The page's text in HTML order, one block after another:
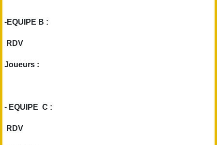
-EQUIPE B :
RDV
Joueurs :
- EQUIPE C :
RDV